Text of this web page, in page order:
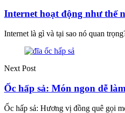
Internet hoạt động như thế
Internet là gì và tại sao nó quan
Next Post
Ốc hấp sả: Món ngon dễ
Ốc hấp sả: Hương vị đồng quê gọi